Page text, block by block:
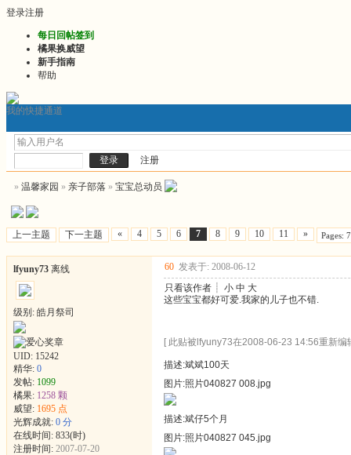
登录注册
每日回帖签到
橘果换威望
新手指南
帮助
我的快捷通道
论坛
注册
» 温馨家园 » 亲子部落 » 宝宝总动员
上一主题 下一主题 « 4 5 6 7 8 9 10 11 » Pages:
lfyuny73 离线
级别: 皓月祭司
UID: 15242
精华: 0
发帖: 1099
橘果: 1258 颗
威望: 1695 点
光辉成就: 0 分
在线时间: 833(时)
注册时间: 2007-07-20
60 发表于: 2008-06-12
只看该作者 ┊ 小 中 大
这些宝宝都好可爱.我家的儿子也不错.
[ 此贴被lfyuny73在2008-06-23 14:56重新编
描述:斌斌100天
图片:照片040827 008.jpg
描述:斌仔5个月
图片:照片040827 045.jpg